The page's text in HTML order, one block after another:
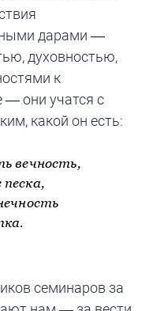
дарами —
духовностью,
к
— они учатся с
какой он есть:
вечность,
семинаров за